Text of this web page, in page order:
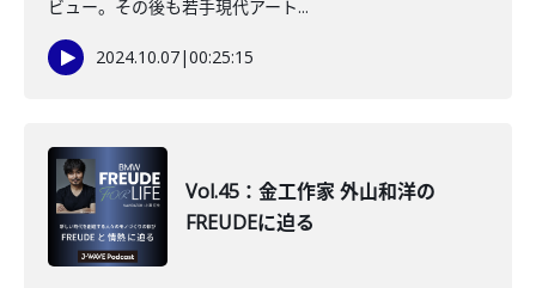
ビュー。その後も若手現代アート...
2024.10.07|00:25:15
Vol.45：金工作家 外山和洋の
FREUDEに迫る